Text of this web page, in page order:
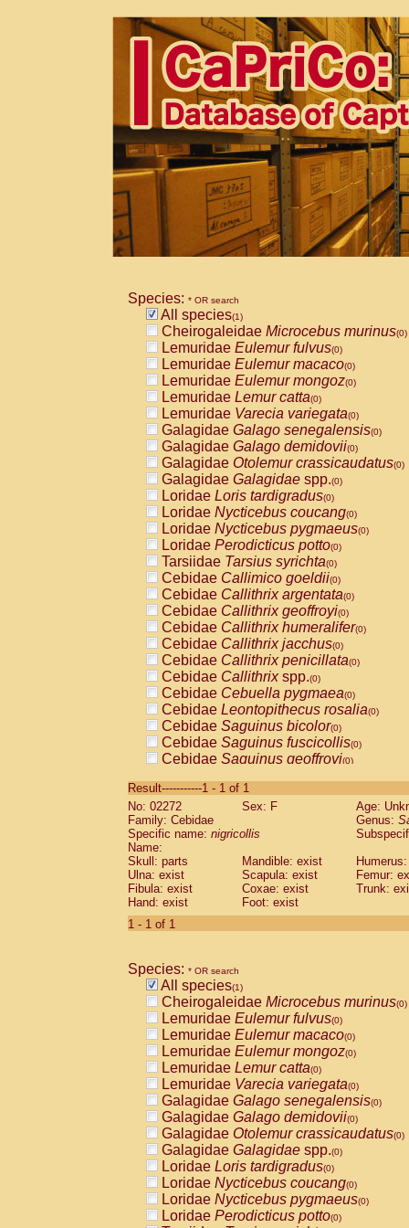
Species: * OR search
All species(1)
Cheirogaleidae Microcebus murinus(0)
Lemuridae Eulemur fulvus(0)
Lemuridae Eulemur macaco(0)
Lemuridae Eulemur mongoz(0)
Lemuridae Lemur catta(0)
Lemuridae Varecia variegata(0)
Galagidae Galago senegalensis(0)
Galagidae Galago demidovii(0)
Galagidae Otolemur crassicaudatus(0)
Galagidae Galagidae spp.(0)
Loridae Loris tardigradus(0)
Loridae Nycticebus coucang(0)
Loridae Nycticebus pygmaeus(0)
Loridae Perodicticus potto(0)
Tarsiidae Tarsius syrichta(0)
Cebidae Callimico goeldii(0)
Cebidae Callithrix argentata(0)
Cebidae Callithrix geoffroyi(0)
Cebidae Callithrix humeralifer(0)
Cebidae Callithrix jacchus(0)
Cebidae Callithrix penicillata(0)
Cebidae Callithrixspp.(0)
Cebidae Cebuella pygmaea(0)
Cebidae Leontopithecus rosalia(0)
Cebidae Saguinus bicolor(0)
Cebidae Saguinus fuscicollis(0)
Cebidae Saguinus geoffroyi(0)
CebidaeSaguinus labiatus(0)
Cebidae Saguinus leucopus (0)
Cebidae
CebidaeSaguinus mystax
Cebidae Saguinus nigricollis (1)
Cebidae Saguinus oedipus
Cebidae Saguinus weddelli
Cebidae Saguinusspp.
Cebidae
CebidaeCebus capucinus
CebidaeCebus nigrivittatus
CebidaeCebus spp.(0)
CebidaeSaimiri boliviensis(0)
CebidaeSaimiri sciureus(0)
AtelidaeAlouatta caraya(0)
AtelidaeAlouatta fusca(0)
AtelidaeAlouatta seniculus(0)
AtelidaeAlouattaspp.(0)
AtelidaeAteles belzebuth(0)
AtelidaeAteles geoffroyi(0)
AtelidaeAteles paniscus(0)
AtelidaeAtelesspp.(0)
AtelidaeLagothrix lagothricha(0)
AtelidaeLagothrix lagothricha cana
PitheciidaeCacajao calvus
Result-----------1 - 1 of 1
No: 02272
Sex: F
Age:
Family: Cebidae
Genus:
Specific name: nigricollis
Name:
Skull: parts
Mandible: exist
Ulna: exist
Scapula: exist
Femur:
Fibula: exist
Coxae: exist
Trunk:
Hand: exist
Foot: exist
1 - 1 of 1
Species: * OR search
All species(1)
Cheirogaleidae Microcebus murinus(0)
Lemuridae Eulemur fulvus(0)
Lemuridae Eulemur macaco(0)
Lemuridae Eulemur mongoz(0)
Lemuridae Lemur catta(0)
Lemuridae Varecia variegata(0)
Galagidae Galago senegalensis(0)
Galagidae Galago demidovii(0)
Galagidae Otolemur crassicaudatus(0)
Galagidae Galagidae spp.(0)
Loridae Loris tardigradus(0)
Loridae Nycticebus coucang(0)
Loridae Nycticebus pygmaeus(0)
Loridae Perodicticus potto(0)